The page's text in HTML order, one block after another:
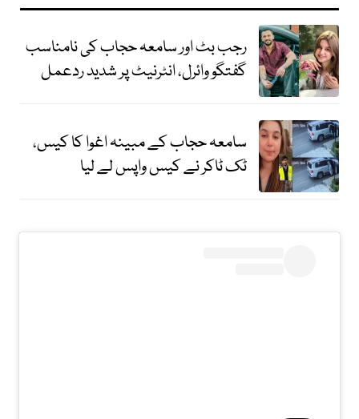
رجب بٹ اور سامعہ حجاب کی نامناسب
گفتگو وائرل، انٹرنیٹ پر شدید ردعمل
سامعہ حجاب کے مبینہ اغوا کا کیس،
ٹک ٹاکر نے کیس واپس لے لیا